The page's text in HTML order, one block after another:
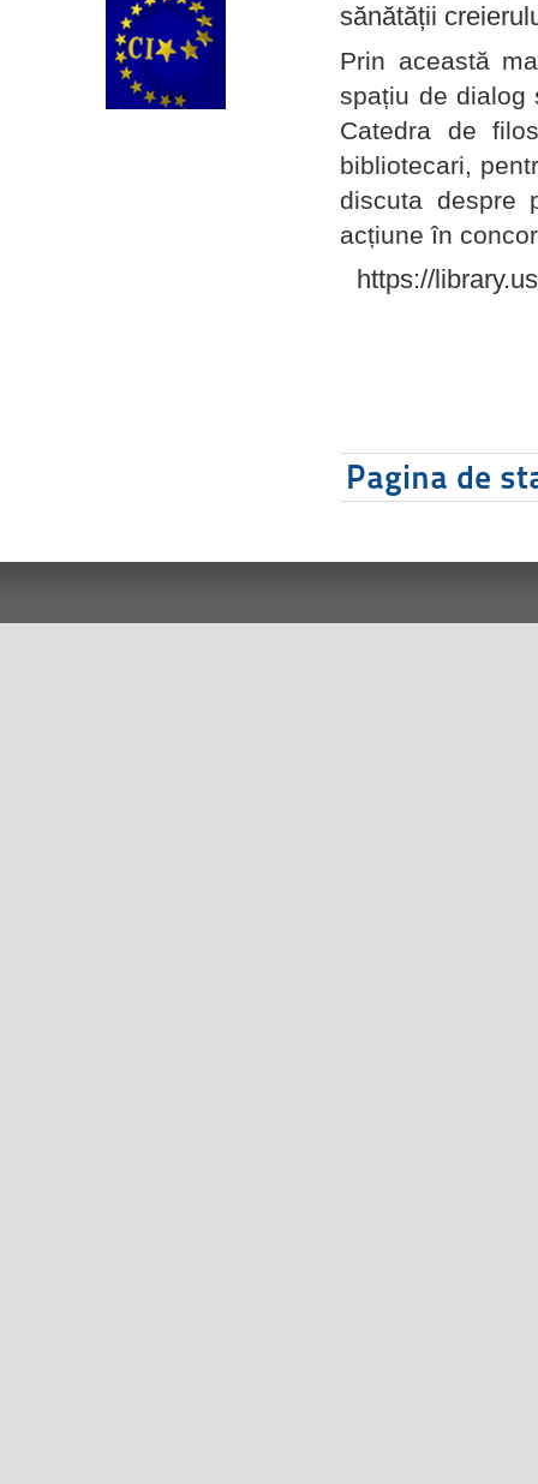
sănătății
Prin această
spațiu de dialog
Catedra de
bibliotecari,
discuta despre
acțiune în
https://
Pagina de